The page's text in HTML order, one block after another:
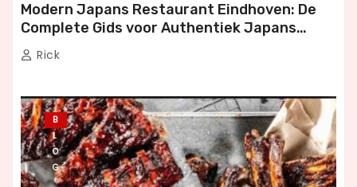
Modern Japans Restaurant Eindhoven: De
Complete Gids voor Authentiek Japans
Dineren
Rick
B
L
O
G